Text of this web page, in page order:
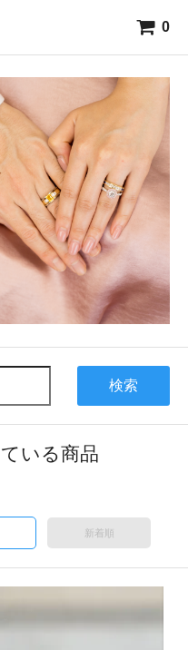
0
検索
いる商品
新着順